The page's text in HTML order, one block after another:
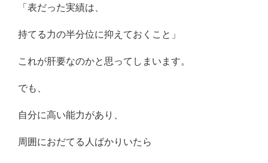
「表だった実績は、
持てる力の半分位に抑えておくこと」
これが肝要なのかと思ってしまいます。
でも、
自分に高い能力があり、
周囲におだてる人ばかりいたら